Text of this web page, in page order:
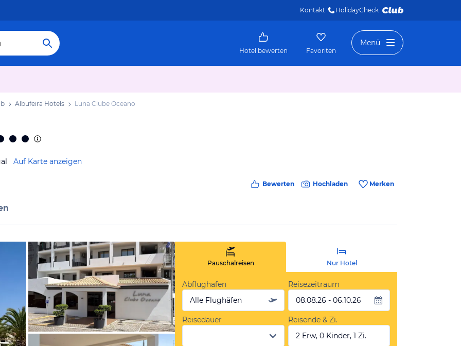
Kontakt HolidayCheck
Hotel bewerten Favoriten
Menü
Albufeira Hotels Luna Clube Oceano
Auf Karte anzeigen
Bewerten Hochladen Merken
Pauschalreisen Nur Hotel
Abflughafen
Alle Flughäfen
Reisezeitraum
08.08.26 - 06.10.26
Reisedauer
Reisende & Zi.
2 Erw, 0 Kinder, 1 Zi.